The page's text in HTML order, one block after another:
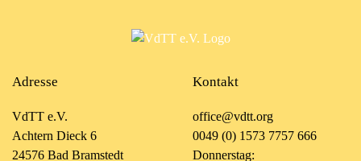
Adresse
VdTT e.V.
Achtern Dieck 6
24576 Bad Bramstedt
Kontakt
office@vdtt.org
0049 (0) 1573 7757 666
Donnerstag: